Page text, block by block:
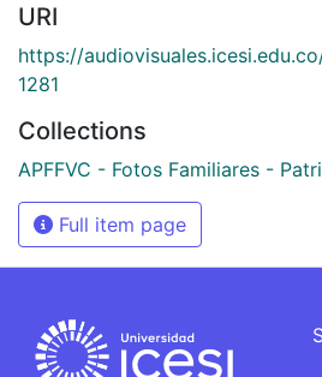
URI
https://
1281
Collections
APFFVC - Fotos Familiares -
Full item page